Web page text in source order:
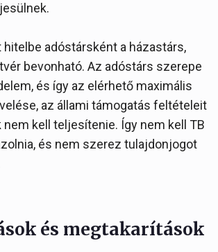
hitelbe adóstársként a házastárs,
bevonható. Az adóstárs szerepe
és így az elérhető maximális
az állami támogatás feltételeit
nem kell teljesítenie. Így nem kell TB
és nem szerez tulajdonjogot
és megtakarítások